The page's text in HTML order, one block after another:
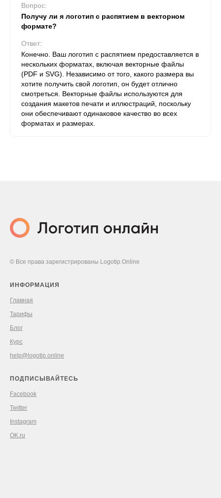
Вопрос:
Получу ли я логотип с распятием в векторном
формате?
Ответ:
Конечно. Ваш логотип с распятием предоставляется в
нескольких форматах, включая векторные файлы
(PDF и SVG). Независимо от того, какого размера вы
хотите получить свой логотип, он будет отлично
смотреться. Векторные файлы используются для
создания макетов печати и иллюстраций, поскольку
они обеспечивают одинаковое качество во всех
форматах и ​​размерах.
© Все права зарегистрированы Logotip.Online
ИНФОРМАЦИЯ
Главная
Тарифы
Блог
Курс
help@logotip.online
ПОДПИСЫВАЙТЕСЬ
Facebook
Twitter
Instagram
OK.ru